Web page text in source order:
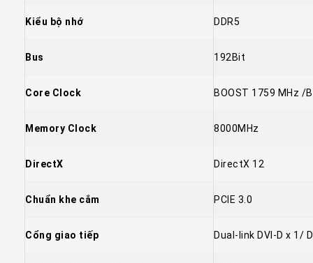
Kiểu bộ nhớ DDR5
Bus 192Bit
Core Clock BOOST 1759 MHz /
Memory Clock 8000MHz
DirectX DirectX 12
Chuẩn khe cắm PCIE 3.0
Cổng giao tiếp Dual-link DVI-D x 1/